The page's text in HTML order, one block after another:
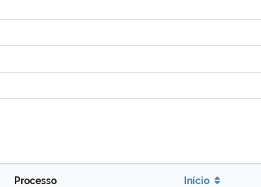
Processo Início